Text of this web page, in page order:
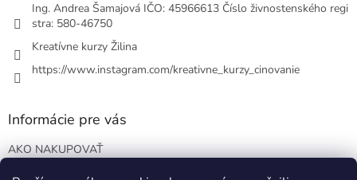
Ing. Andrea Šamajová IČO: 45966613 Číslo živnostenského regi
stra: 580-46750
Kreatívne kurzy Žilina
https://www.instagram.com/kreativne_kurzy_cinovanie
Informácie pre vás
AKO NAKUPOVAŤ